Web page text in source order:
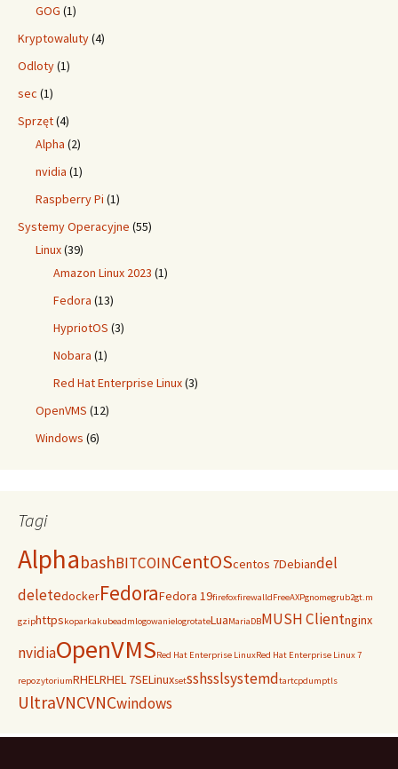
GOG (1)
Kryptowaluty(4)
Odloty(1)
sec (1)
Sprzęt(4)
Alpha (2)
nvidia (1)
Raspberry Pi (1)
Systemy Operacyjne (55)
Linux(39)
Amazon Linux 2023 (1)
Fedora (13)
HypriotOS (3)
Nobara (1)
Red Hat Enterprise Linux(3)
OpenVMS (12)
Windows (6)
Tagi
AlphabashBITCOINCentOScentos 7Debiandel
deletedockerFedoraFedora 19firefoxfirewalldFreeAXPgnomegrub2gt.m
gziphttpskoparkakubeadmlogowanielogrotateLuaMariaDBMUSH Clientnginx
nvidiaOpenVMSRed Hat Enterprise LinuxRed Hat Enterprise Linux 7
repozytoriumRHELRHEL 7SELinuxsetsshsslsystemdtartcpdumptls
UltraVNCVNCwindows